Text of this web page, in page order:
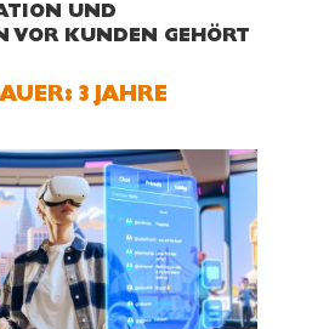
UND
VOR KUNDEN GEHÖRT
3 JAHRE